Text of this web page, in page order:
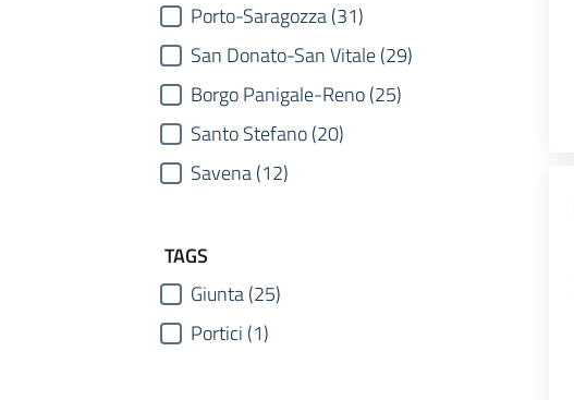
Porto-Saragozza (31)
San Donato-San Vitale (29)
Borgo Panigale-Reno (25)
Santo Stefano (20)
Savena (12)
TAGS
Giunta (25)
Portici (1)